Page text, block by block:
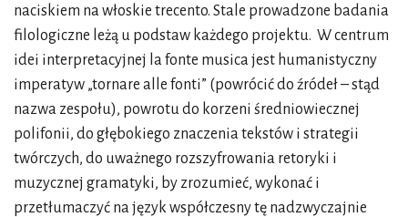
naciskiem na włoskie trecento. Stale prowadzone badania
filologiczne leżą u podstaw każdego projektu. W centrum
idei interpretacyjnej la fonte musica jest humanistyczny
imperatyw „tornare alle fonti” (powrócić do źródeł – stąd
nazwa zespołu), powrotu do korzeni średniowiecznej
polifonii, do głębokiego znaczenia tekstów i strategii
twórczych, do uważnego rozszyfrowania retoryki i
muzycznej gramatyki, by zrozumieć, wykonać i
przetłumaczyć na język współczesny tę nadzwyczajnie